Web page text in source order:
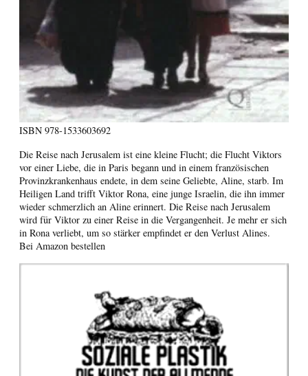
ISBN 978-1533603692
Die Reise nach Jerusalem ist eine kleine Flucht; die Flucht Viktors
vor einer Liebe, die in Paris begann und in einem französischen
Provinzkrankenhaus endete, in dem seine Geliebte, Aline, starb. Im
Heiligen Land trifft Viktor Rona, eine junge Israelin, die ihn immer
wieder schmerzlich an Aline erinnert. Die Reise nach Jerusalem
wird für Viktor zu einer Reise in die Vergangenheit. Je mehr er sich
in Rona verliebt, um so stärker empfindet er den Verlust Alines.
Bei Amazon bestellen